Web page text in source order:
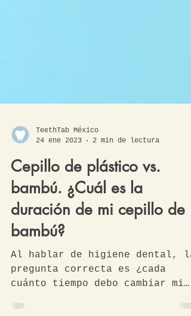
TeethTab México
24 ene 2023
2 min de lectura
Cepillo de plástico vs.
bambú. ¿Cuál es la
duración de mi cepillo de
bambú?